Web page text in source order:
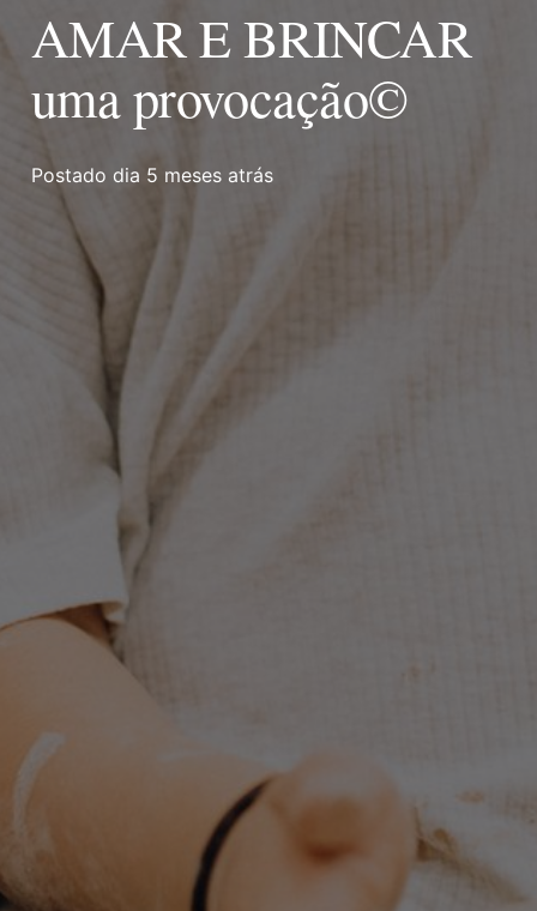
AMAR E BRINCAR
uma provocação©
Postado dia 5 meses atrás